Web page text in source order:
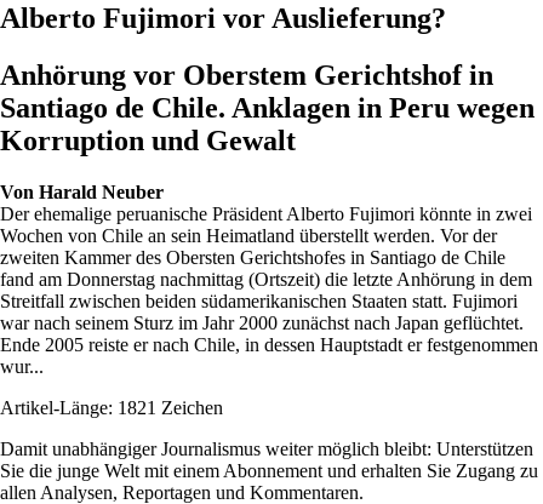
Alberto Fujimori vor Auslieferung?
Anhörung vor Oberstem Gerichtshof in
Santiago de Chile. Anklagen in Peru wegen
Korruption und Gewalt
Von Harald Neuber
Der ehemalige peruanische Präsident Alberto Fujimori könnte in zwei
Wochen von Chile an sein Heimatland überstellt werden. Vor der
zweiten Kammer des Obersten Gerichtshofes in Santiago de Chile
fand am Donnerstag nachmittag (Ortszeit) die letzte Anhörung in dem
Streitfall zwischen beiden südamerikanischen Staaten statt. Fujimori
war nach seinem Sturz im Jahr 2000 zunächst nach Japan geflüchtet.
Ende 2005 reiste er nach Chile, in dessen Hauptstadt er festgenommen
wur...
Artikel-Länge: 1821 Zeichen
Damit unabhängiger Journalismus weiter möglich bleibt: Unterstützen
Sie die junge Welt mit einem Abonnement und erhalten Sie Zugang zu
allen Analysen, Reportagen und Kommentaren.